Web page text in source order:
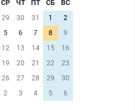
СР ЧТ ПТ СБ
ВС
29 30 31 1
2
5 6 7 8
9
12 13 14 15
16
19 20 21 22
23
26 27 28 29
30
2 3 4 5 6